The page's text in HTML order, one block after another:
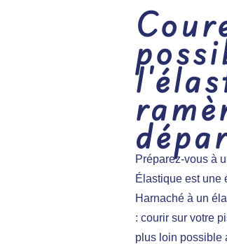
Préparez-vous à
Élastique est une
Harnaché à un
: courir sur votre
plus loin possible